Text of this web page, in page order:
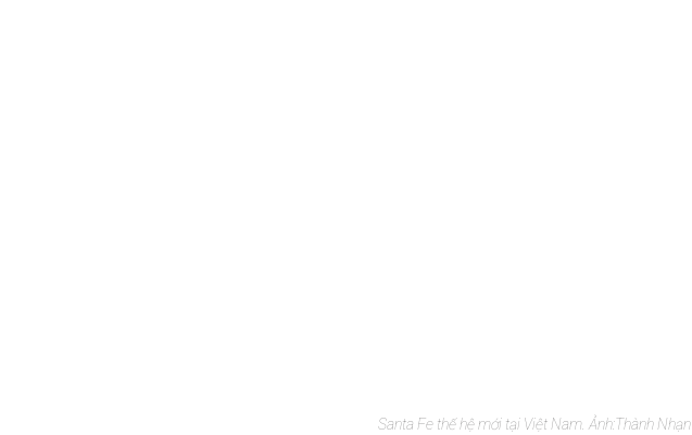
Santa Fe thế hệ mới tại Việt Nam. Ảnh:Thành Nhạn